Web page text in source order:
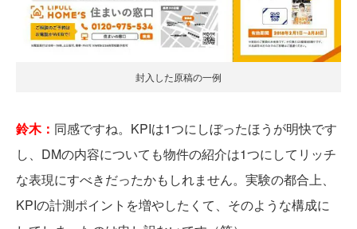
封入した原稿の一例
鈴木： 同感ですね。KPIは1つにしぼったほうが明快です
し、DMの内容についても物件の紹介は1つにしてリッチ
な表現にすべきだったかもしれません。実験の都合上、
KPIの計測ポイントを増やしたくて、そのような構成に